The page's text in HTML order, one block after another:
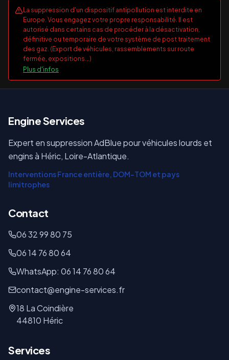
La suppression d'un dispositif antipollution est interdite en
Europe. Vous engagez votre propre responsabilité. Il est
autorisé dans certains cas de procéder à la désactivation,
définitive ou temporaire de votre système de post traitement
des gaz. (Export de véhicules, rassemblements sur route
fermée, expositions...)
Plus d'infos
Engine Services
Expert en suppression AdBlue pour véhicules lourds et
engins à Héric, Loire-Atlantique.
Interventions France entière, DOM-TOM et pays
limitrophes
Contact
06 32 99 80 75
06 14 76 80 64
WhatsApp: 06 14 76 80 64
contact@engine-services.fr
18 La Coindière
44810 Héric
Services